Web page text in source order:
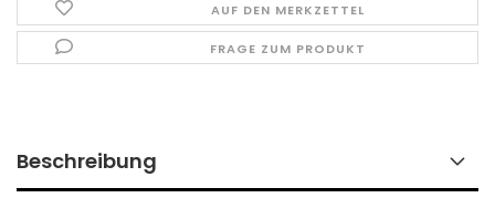
AUF DEN MERKZETTEL
FRAGE ZUM PRODUKT
Beschreibung